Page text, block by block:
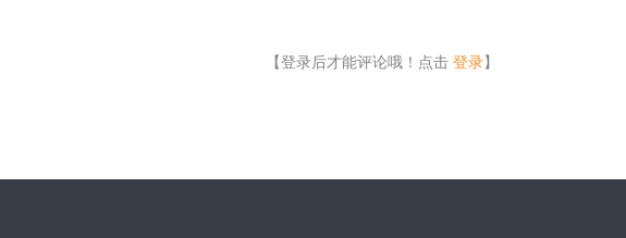
【登录后才能评论哦！点击 登录】